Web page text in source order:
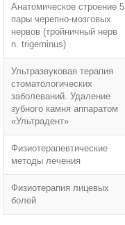
Анатомическое строение 5
пары черепно-мозговых
нервов (тройничный нерв
n. trigeminus)
Ультразвуковая терапия
стоматологических
заболеваний. Удаление
зубного камня аппаратом
«Ультрадент»
Физиотерапевтические
методы лечения
Физиотерапия лицевых
болей